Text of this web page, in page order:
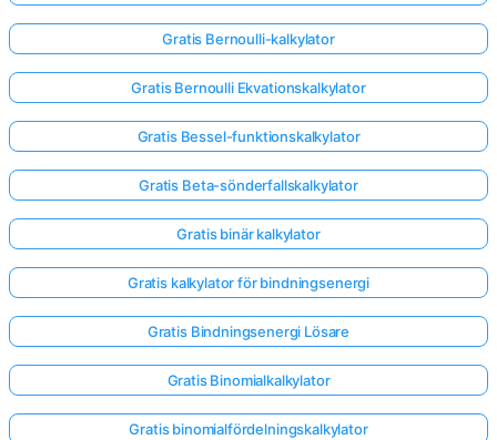
frågor
än
Ställ
första
fråga
Gratis Bernoulli-kalkylator
Gratis Bernoulli Ekvationskalkylator
Gratis Bessel-funktionskalkylator
Gratis Beta-sönderfallskalkylator
Gratis binär kalkylator
Gratis kalkylator för bindningsenergi
Gratis Bindningsenergi Lösare
Gratis Binomialkalkylator
Gratis binomialfördelningskalkylator